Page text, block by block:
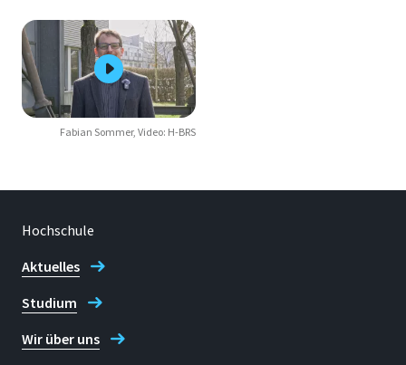
Fabian Sommer, Video: H-BRS
Hochschule
Aktuelles
Studium
Wir über uns